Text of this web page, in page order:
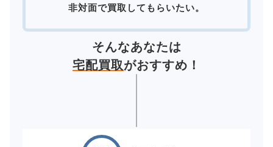
非対面で買取してもらいたい。
そんなあなたは
宅配買取がおすすめ！